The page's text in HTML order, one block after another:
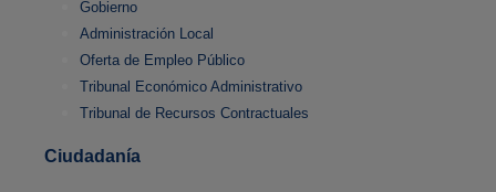
Gobierno
Administración Local
Oferta de Empleo Público
Tribunal Económico Administrativo
Tribunal de Recursos Contractuales
Ciudadanía